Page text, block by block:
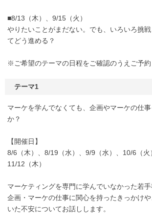
■8/13（木）、9/15（火）
やりたいことがまだない。でも、いろいろ挑
てどう進める？
※ご希望のテーマの日程をご確認のうえご予約
テーマ1
マーケを学んでなくても、企画やマーケの仕
か？
【開催日】
8/6（木）、8/19（水）、9/9（水）、10/6（火
11/12（木）
マーケティングを専門に学んでいなかった若手
企画・マーケの仕事に関心を持ったきっかけ
いた不安についてお話しします。